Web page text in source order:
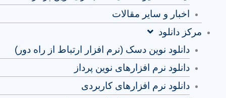
اخبار و سایر مقالات
مرکز دانلود
دانلود نوین دسک (نرم افزار ارتباط از راه دور)
دانلود نرم افزارهای نوین پرداز
دانلود نرم افزارهای کاربردی